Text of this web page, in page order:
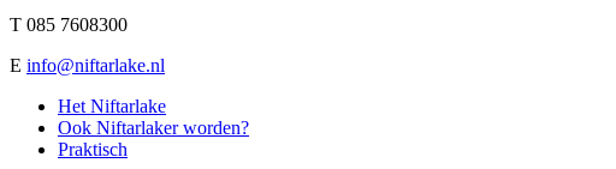
T 085 7608300
E info@niftarlake.nl
Het Niftarlake
Ook Niftarlaker worden?
Praktisch